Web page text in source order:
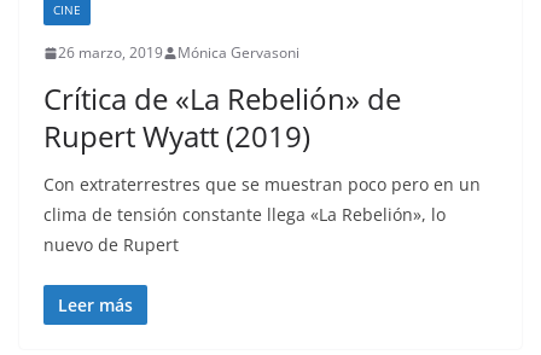
CINE
26 marzo, 2019 Mónica Gervasoni
Crítica de «La Rebelión» de
Rupert Wyatt (2019)
Con extraterrestres que se muestran poco pero en un
clima de tensión constante llega «La Rebelión», lo
nuevo de Rupert
Leer más